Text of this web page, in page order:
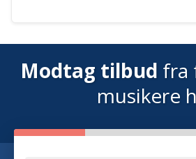
Modtag tilbud fra
musikere